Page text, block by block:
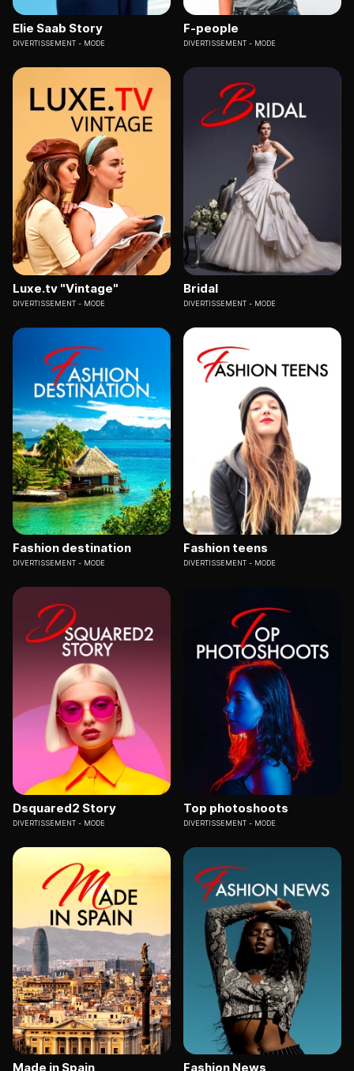
Elie Saab Story
DIVERTISSEMENT MODE
F-people
DIVERTISSEMENT MODE
Luxe.tv "Vintage"
DIVERTISSEMENT MODE
Bridal
DIVERTISSEMENT MODE
Fashion destination
DIVERTISSEMENT MODE
Fashion teens
DIVERTISSEMENT MODE
Dsquared2 Story
DIVERTISSEMENT MODE
Top photoshoots
DIVERTISSEMENT MODE
Made in Spain Fashion News